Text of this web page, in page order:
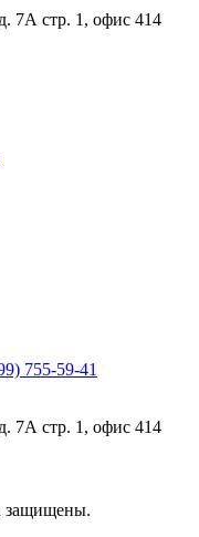
7А стр. 1, офис 414
755-59-41
7А стр. 1, офис 414
защищены.